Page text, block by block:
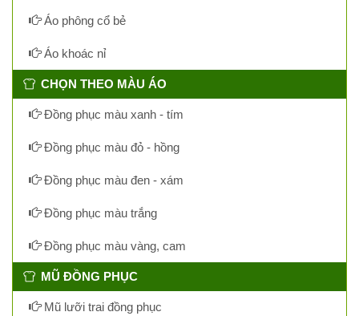
Áo phông cổ bẻ
Áo khoác nỉ
CHỌN THEO MÀU ÁO
Đồng phục màu xanh - tím
Đồng phục màu đỏ - hồng
Đồng phục màu đen - xám
Đồng phục màu trắng
Đồng phục màu vàng, cam
MŨ ĐỒNG PHỤC
Mũ lưỡi trai đồng phục